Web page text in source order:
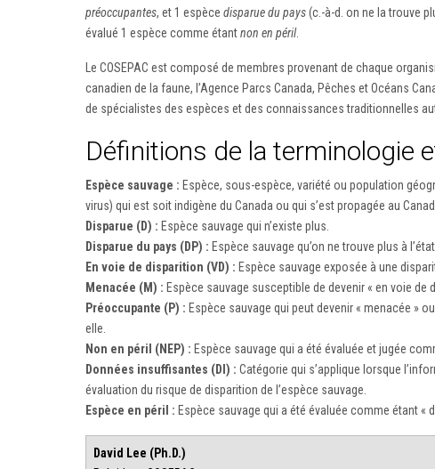
préoccupantes, et 1 espèce disparue du pays(c.-à-d. on ne la trouve
évalué 1 espèce comme étantnon en péril.
Le COSEPAC est composé de membres provenant de chaque
canadien de la faune, l’Agence Parcs Canada, Pêches et Océans
de spécialistes des espèces et des connaissances traditionnelles
Définitions de la terminologie
Espèce sauvage : Espèce, sous-espèce, variété ou population
virus) qui est soit indigène du Canada ou qui s’est propagée au
Disparue (D) : Espèce sauvage qui n’existe plus.
Disparue du pays (DP) : Espèce sauvage qu’on ne trouve plus à
En voie de disparition (VD) : Espèce sauvage exposée à une
Menacée (M) : Espèce sauvage susceptible de devenir « en voie
Préoccupante (P) : Espèce sauvage qui peut devenir « menacée »
elle.
Non en péril (NEP) : Espèce sauvage qui a été évaluée et jugée
Données insuffisantes (DI) : Catégorie qui s’applique lorsque
évaluation du risque de disparition de l’espèce sauvage.
Espèce en péril : Espèce sauvage qui a été évaluée comme étant «
David Lee (Ph.D.)